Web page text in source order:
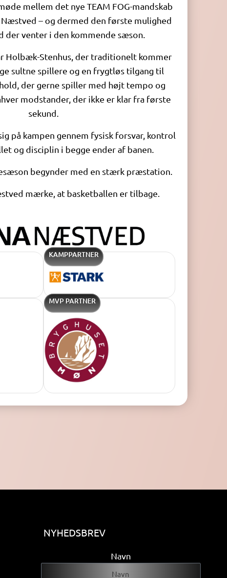
mellem det nye TEAM FOG-mandskab
Næstved – og dermed den første mulighed
der venter i den kommende sæson.
Holbæk-Stenhus, der traditionelt kommer
sultne spillere og en frygtløs tilgang til
der gerne spiller med højt tempo og
modstander, der ikke er klar fra første
sekund.
på kampen gennem fysisk forsvar, kontrol
og disciplin i begge ender af banen.
begynder med en stærk præstation.
mærke, at basketballen er tilbage.
KAMPPARTNER
MVP PARTNER
NYHEDSBREV
Navn